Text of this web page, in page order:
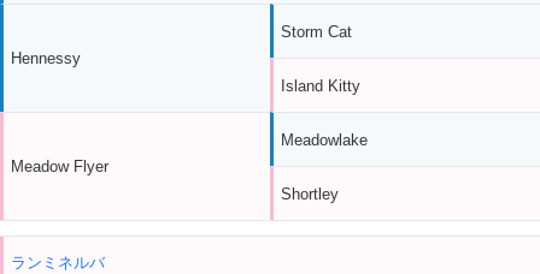
Hennessy
Meadow Flyer
Storm Cat
Island Kitty
Meadowlake
Shortley
ランミネルバ